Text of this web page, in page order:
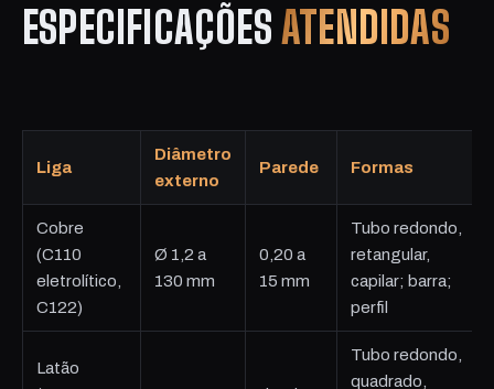
ESPECIFICAÇÕESATENDIDAS
Liga
Diâmetro
externo
Parede Formas
Cobre
(C110
eletrolítico,
C122)
Ø 1,2 a
130 mm
0,20 a
15 mm
Tubo redondo,
retangular,
capilar; barra;
perfil
Latão
Tubo redondo,
quadrado,